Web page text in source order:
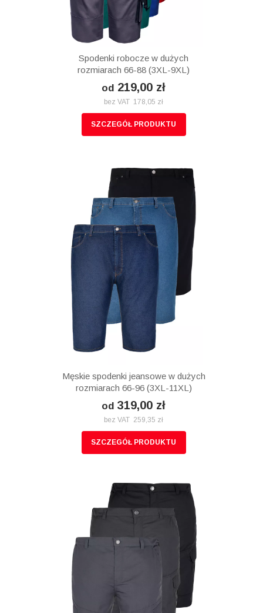
Spodenki robocze w dużych
rozmiarach 66-88 (3XL-9XL)
od 219,00 zł
bez VAT 178,05 zł
SZCZEGÓŁ PRODUKTU
Męskie spodenki jeansowe w dużych
rozmiarach 66-96 (3XL-11XL)
od 319,00 zł
bez VAT 259,35 zł
SZCZEGÓŁ PRODUKTU